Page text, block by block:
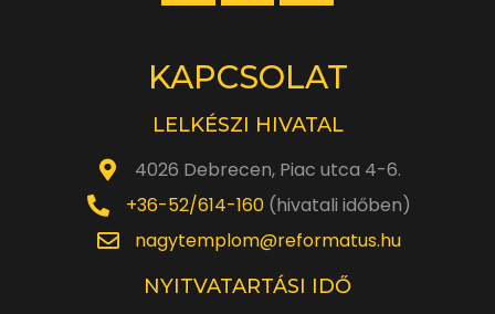
KAPCSOLAT
LELKÉSZI HIVATAL
4026 Debrecen, Piac utca 4-6.
+36-52/614-160(hivatali időben)
nagytemplom@reformatus.hu
NYITVATARTÁSI IDŐ